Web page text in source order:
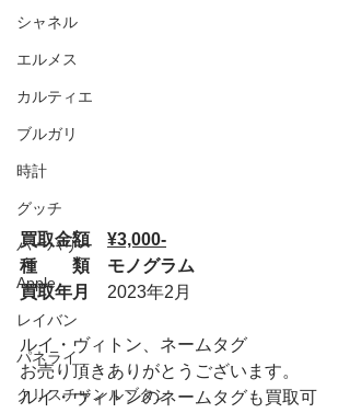
シャネル
エルメス
カルティエ
ブルガリ
時計
グッチ
バーバリー
Apple
レイバン
パネライ
クリスチャンルブタン
買取金額 ¥3,000-
種　　類　モノグラム
買取年月 2023年2月
ルイ・ヴィトン、ネームタグ
お売り頂きありがとうございます。
ルイ・ヴィトンのネームタグも買取可